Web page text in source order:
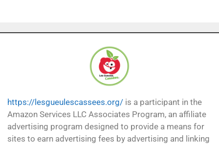
https://lesgueulescassees.org/ is a participant in the
Amazon Services LLC Associates Program, an affiliate
advertising program designed to provide a means for
sites to earn advertising fees by advertising and linking